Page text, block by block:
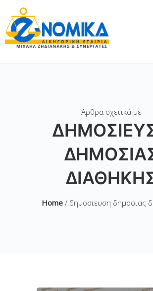
Άρθρα σχετικά με
Home / δημοσιευση δημοσιας